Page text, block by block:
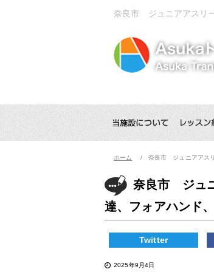
奈良市 ジュニアアスリ
ホーム 奈良市 ジュニアアス
奈良市 ジュ
達、フォアハンド
Twitter
2025年9月4日